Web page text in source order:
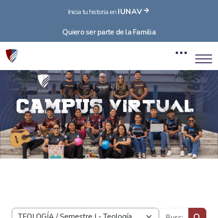
Inicia tu historia en IUNAV
Quiero ser parte de la Familia
Bloques
Bloques